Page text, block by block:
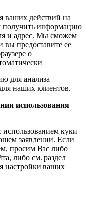
ваших действий на
получить информацию
и адрес. Мы сможем
вы предоставите ее
о
для анализа
наших клиентов.
использования
использованием куки
заявлении. Если
просим Вас либо
либо см. раздел
настройки ваших